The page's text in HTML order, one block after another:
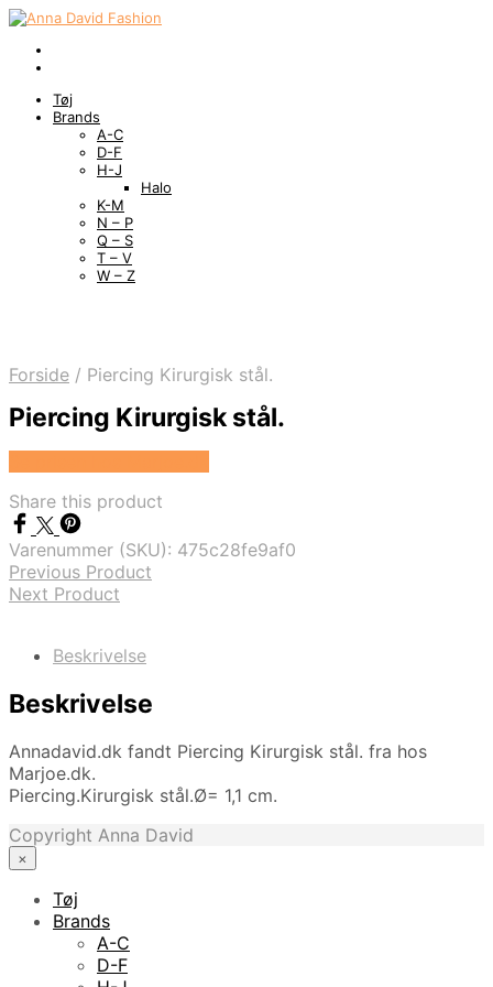
Tøj
Brands
A-C
D-F
H-J
Halo
K-M
N – P
Q – S
T – V
W – Z
Forside / Piercing Kirurgisk stål.
Piercing Kirurgisk stål.
Share this product
Varenummer (SKU): 475c28fe9af0
Previous Product
Next Product
Beskrivelse
Beskrivelse
Annadavid.dk fandt Piercing Kirurgisk stål. fra hos
Marjoe.dk.
Piercing.Kirurgisk stål.Ø= 1,1 cm.
Copyright Anna David
×
Tøj
Brands
A-C
D-F